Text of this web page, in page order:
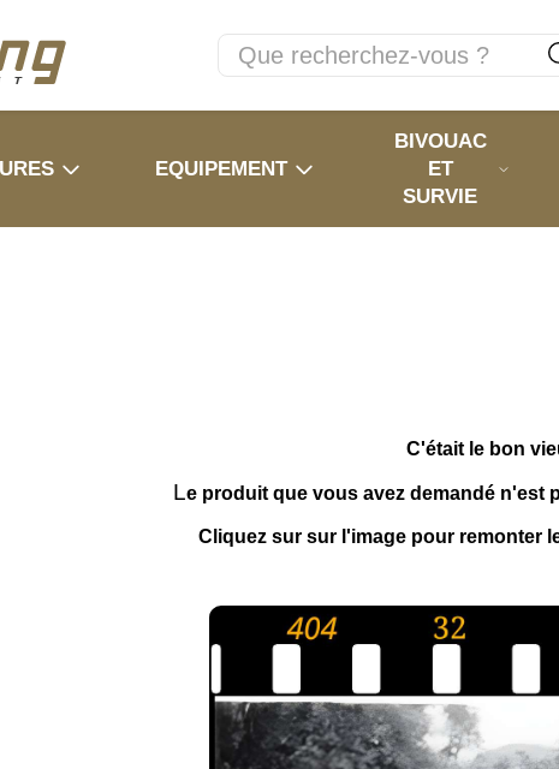
EQUIPEMENT
BIVOUAC
ET
SURVIE
C'était le bon
Le produit que vous avez demandé n'est
Cliquez sur sur l'image pour remonter